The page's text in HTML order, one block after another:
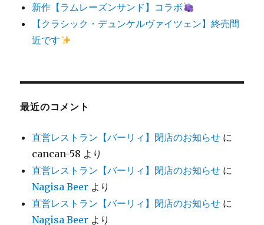
新作【ラムレーズンサンド】コラボ
【クラシック・デュンケルヴァイツェン】終売間
近です
最近のコメント
直営レストラン【バーリィ】閉店のお知らせ に
cancan-58 より
直営レストラン【バーリィ】閉店のお知らせ に
Nagisa Beer より
直営レストラン【バーリィ】閉店のお知らせ に
Nagisa Beer より